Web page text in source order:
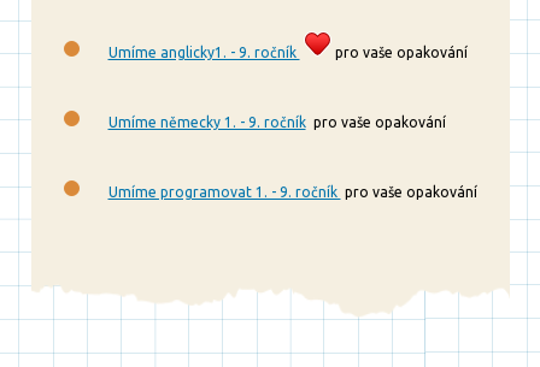
Umíme anglicky1. - 9. ročník pro vaše opakování
Umíme německy 1. - 9. ročníkpro vaše opakování
Umíme programovat 1. - 9. ročník pro vaše opakování